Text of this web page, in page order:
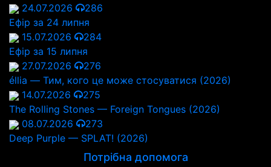
24.07.2026
286
Ефір за 24 липня
15.07.2026
284
Ефір за 15 липня
27.07.2026
276
éllia — Тим, кого це може стосуватися (2026)
14.07.2026
275
The Rolling Stones — Foreign Tongues (2026)
08.07.2026
273
Deep Purple — SPLAT! (2026)
Потрібна допомога